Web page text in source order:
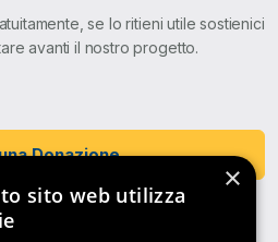
se lo ritieni utile sostienici
avanti il nostro progetto.
Donazione
×
sito web utilizza